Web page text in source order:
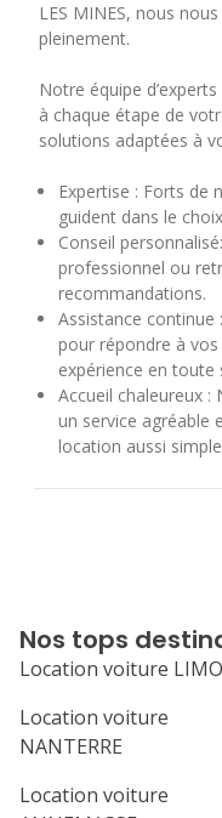
LES MINES, nous
pleinement.
Notre équipe
à chaque étape de
solutions adaptées à
Expertise : Forts de
guident dans le
Conseil
professionnel ou
recommandations.
Assistance continue
pour répondre à
expérience en toute
Accueil chaleureux
un service agréable
location aussi
Nos tops
Location voiture
Location voiture
NANTERRE
Location voiture